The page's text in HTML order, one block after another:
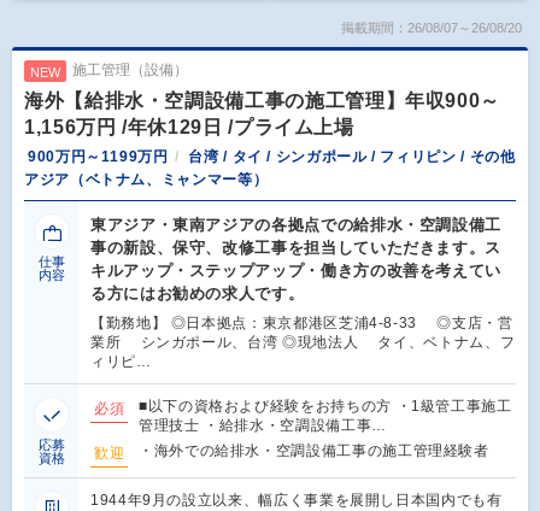
掲載期間：26/08/07～26/08/20
NEW 施工管理（設備）
海外【給排水・空調設備工事の施工管理】年収900～
1,156万円 /年休129日 /プライム上場
900万円～1199万円
台湾 / タイ / シンガポール / フィリピン / その他
アジア（ベトナム、ミャンマー等）
仕事
内容
東アジア・東南アジアの各拠点での給排水・空調設備工
事の新設、保守、改修工事を担当していただきます。ス
キルアップ・ステップアップ・働き方の改善を考えてい
る方にはお勧めの求人です。
【勤務地】 ◎日本拠点：東京都港区芝浦4-8-33 ◎支店・営
業所 シンガポール、台湾 ◎現地法人 タイ、ベトナム、フ
ィリピ…
応募
資格
必須
■以下の資格および経験をお持ちの方 ・1級管工事施工
管理技士 ・給排水・空調設備工事…
歓迎
・海外での給排水・空調設備工事の施工管理経験者
1944年9月の設立以来、幅広く事業を展開し日本国内でも有